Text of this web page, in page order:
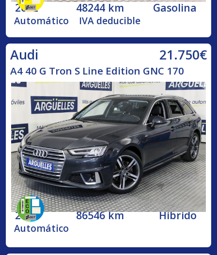
2022 48244 km Gasolina
Automático IVA deducible
Audi 21.750€
A4 40 G Tron S Line Edition GNC 170
2020 86546 km Híbrido
Automático